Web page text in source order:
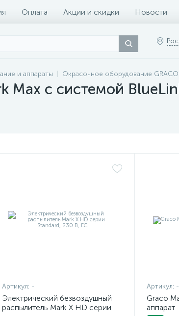
Оплата Акции и скидки Новости
и аппараты Окрасочное оборудование GRACO
Max с системой
Артикул: -
Электрический безвоздушный
распылитель Mark X HD серии
Артикул: -
Graco
аппарат